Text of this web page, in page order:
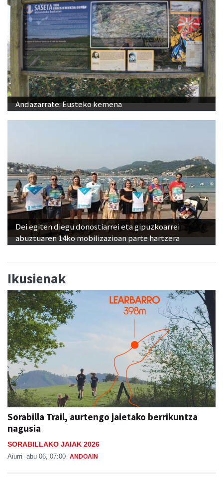
Andazarrate: Eusteko kemena
Dei egiten diegu donostiarrei eta gipuzkoarrei
abuztuaren 14ko mobilizazioan parte hartzera
Ikusienak
Sorabilla Trail, aurtengo jaietako berrikuntza
nagusia
SORABILLAKO JAIAK 2026
Aiurri abu 06, 07:00 ANDOAIN